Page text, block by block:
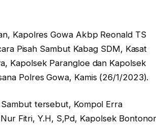
Kapolres Gowa Akbp Reonald TS
Pisah Sambut Kabag SDM, Kasat
Kapolsek Parangloe dan Kapolsek
Polres Gowa, Kamis (26/1/2023).
tersebut, Kompol Erra
Fitri, Y.H, S,Pd, Kapolsek